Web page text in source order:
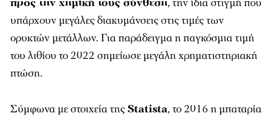
υπάρχουν μεγάλες διακυμάνσεις στις τιμές των
ορυκτών μετάλλων. Για παράδειγμα η παγκόσμια τιμή
του λιθίου το 2022 σημείωσε μεγάλη χρηματιστηριακή
πτώση.
Σύμφωνα με στοιχεία τηςStatista, το 2016 η μπαταρία